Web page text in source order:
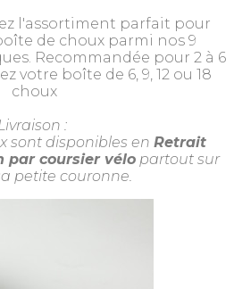
l'assortiment parfait pour
de choux parmi nos 9
Recommandée pour 2 à 6
votre boîte de 6, 9, 12 ou 18
choux
:
sont disponibles en Retrait
par coursier vélopartout sur
petite couronne.